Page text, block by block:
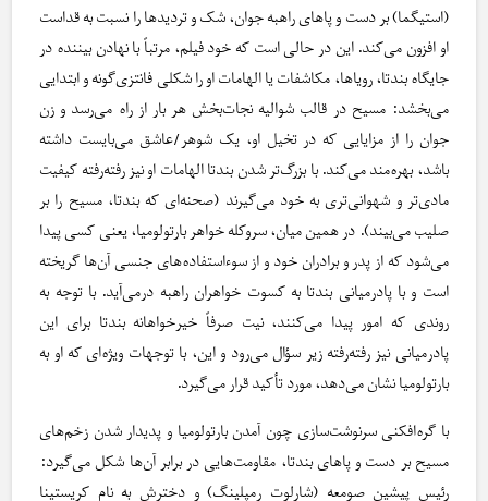
(استیگما) بر دست و پاهای راهبه جوان، شک و تردیدها را نسبت به قداست
او افزون می‌کند. این در حالی است که خود فیلم، مرتباً با نهادن بیننده در
جایگاه بندتا، رویاها، مکاشفات یا الهامات او را شکلی فانتزی‌گونه و ابتدایی
می‌بخشد: مسیح در قالب شوالیه نجات‌بخش هر بار از راه می‌رسد و زن
جوان را از مزایایی که در تخیل او، یک شوهر/عاشق می‌بایست داشته
باشد، بهره‌مند می‌کند. با بزرگ‌تر شدن بندتا الهامات او نیز رفته‌رفته کیفیت
مادی‌تر و شهوانی‌تری به خود می‌گیرند (صحنه‌ای که بندتا، مسیح را بر
صلیب می‌بیند). در همین میان، سروکله خواهر بارتولومیا، یعنی کسی پیدا
می‌شود که از پدر و برادران خود و از سوءاستفاده‌های جنسی آن‌ها گریخته
است و با پادرمیانی بندتا به کسوت خواهران راهبه درمی‌آید. با توجه به
روندی که امور پیدا می‌کنند، نیت صرفاً خیرخواهانه بندتا برای این
پادرمیانی نیز رفته‌رفته زیر سؤال می‌رود و این، با توجهات ویژه‌ای که او به
بارتولومیا نشان می‌دهد، مورد تأکید قرار می‌گیرد.
با گره‌افکنی سرنوشت‌سازی چون آمدن بارتولومیا و پدیدار شدن زخم‌های
مسیح بر دست و پاهای بندتا، مقاومت‌هایی در برابر آن‌ها شکل می‌گیرد:
رئیس پیشین صومعه (شارلوت رمپلینگ) و دخترش به نام کریستینا